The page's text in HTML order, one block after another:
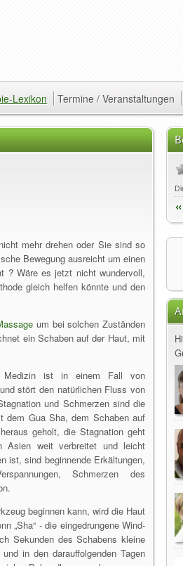
Lexikon Termine / Veranstaltungen
mehr drehen oder Sie sind so
Bewegung ausreicht um einen
? Wäre es jetzt nicht wundervoll,
gleich helfen könnte und den
um bei solchen Zuständen
ein Schaben auf der Haut, mit
Medizin ist in einem Fall von
stört den natürlichen Fluss von
und Schmerzen sind die
dem Gua Sha, dem Schaben auf
geholt, die Stagnation geht
weit verbreitet und leicht
ist, sind beginnende Erkältungen,
Schmerzen des
beginnen kann, wird die Haut
„Sha“ - die eingedrungene Wind-
Sekunden des Schabens kleine
in den darauffolgenden Tagen